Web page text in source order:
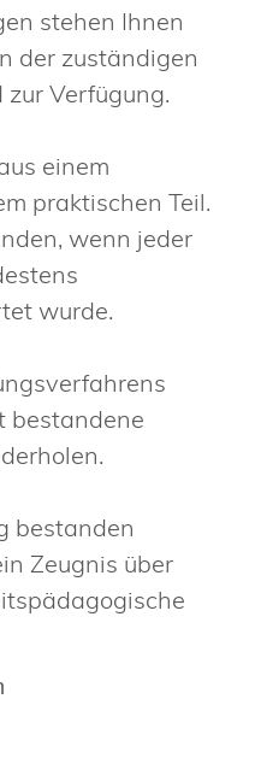
stehen Ihnen
der zuständigen
Verfügung.
einem
praktischen Teil.
wenn jeder
wurde.
bestandene
bestanden
Zeugnis über